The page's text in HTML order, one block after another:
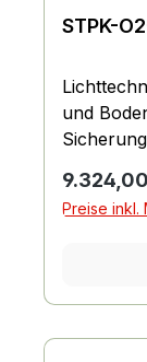
STPK-
und
Regulärer
Preise inkl.